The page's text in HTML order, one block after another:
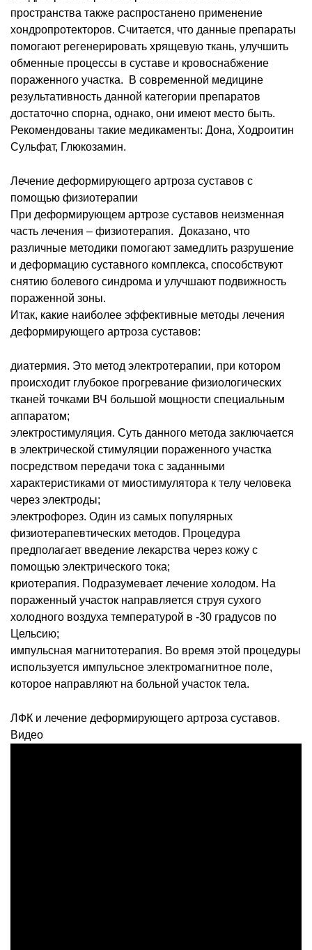
пространства также распростанено применение
хондропротекторов. Считается, что данные препараты
помогают регенерировать хрящевую ткань, улучшить
обменные процессы в суставе и кровоснабжение
пораженного участка. В современной медицине
результативность данной категории препаратов
достаточно спорна, однако, они имеют место быть.
Рекомендованы такие медикаменты: Дона, Ходроитин
Сульфат, Глюкозамин.
Лечение деформирующего артроза суставов с
помощью физиотерапии
При деформирующем артрозе суставов неизменная
часть лечения – физиотерапия. Доказано, что
различные методики помогают замедлить разрушение
и деформацию суставного комплекса, способствуют
снятию болевого синдрома и улучшают подвижность
пораженной зоны.
Итак, какие наиболее эффективные методы лечения
деформирующего артроза суставов:
диатермия. Это метод электротерапии, при котором
происходит глубокое прогревание физиологических
тканей точками ВЧ большой мощности специальным
аппаратом;
электростимуляция. Суть данного метода заключается
в электрической стимуляции пораженного участка
посредством передачи тока с заданными
характеристиками от миостимулятора к телу человека
через электроды;
электрофорез. Один из самых популярных
физиотерапевтических методов. Процедура
предполагает введение лекарства через кожу с
помощью электрического тока;
криотерапия. Подразумевает лечение холодом. На
пораженный участок направляется струя сухого
холодного воздуха температурой в -30 градусов по
Цельсию;
импульсная магнитотерапия. Во время этой процедуры
используется импульсное электромагнитное поле,
которое направляют на больной участок тела.
ЛФК и лечение деформирующего артроза суставов.
Видео